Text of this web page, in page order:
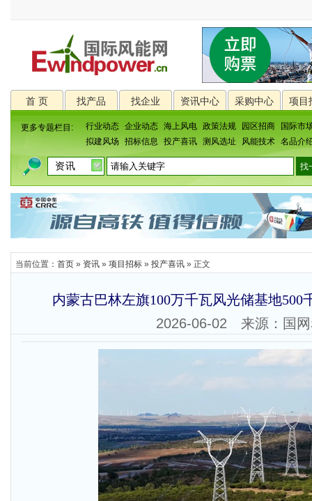
首 页 找产品 找企业 资讯中心 采购中心 项目
更多专题栏目: 行业动态 企业动态 海上风电 政策法规 园区招商
国际市
拟建风场
招标信息 投产喜讯 测风选址 风能技术 名品介
当前位置： 首页 » 资讯 » 项目招标 » 投产喜讯 » 正文
内蒙古巴林左旗100万千瓦风光储基地500
2026-06-02 来源：国